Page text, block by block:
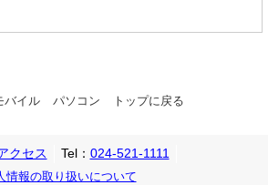
バイル パソコン トップに戻る
クセス Tel： 024-521-1111
情報の取り扱いについて